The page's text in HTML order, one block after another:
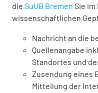
die SuUB Bremen Sie im
wissenschaftlichen
Nachricht an die
Quellenangabe
Standortes und
Zusendung eines
Mitteilung der